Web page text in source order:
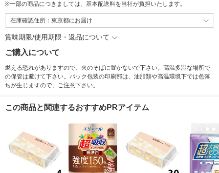
※一部の商品につきましては、基本配送料を当社が負担いたします。
在庫確認住所：東京都にお届け
賞味期限/使用期限・返品について
ご購入について
燃える恐れがありますので、火のそばに置かないで下さい。高温多湿な場所で
の保管は避けて下さい。パック包装の印刷部は、油脂類や高温環境下では色落
ちが生じますので、ご注意下さい。
この商品と関連するおすすめPRアイテム